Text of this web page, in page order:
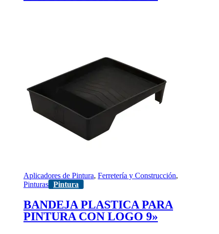
Aplicadores de Pintura, Ferretería y Construcción,
Pinturas Pintura
BANDEJA PLASTICA PARA
PINTURA CON LOGO 9»